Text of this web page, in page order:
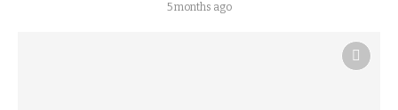
5 months ago